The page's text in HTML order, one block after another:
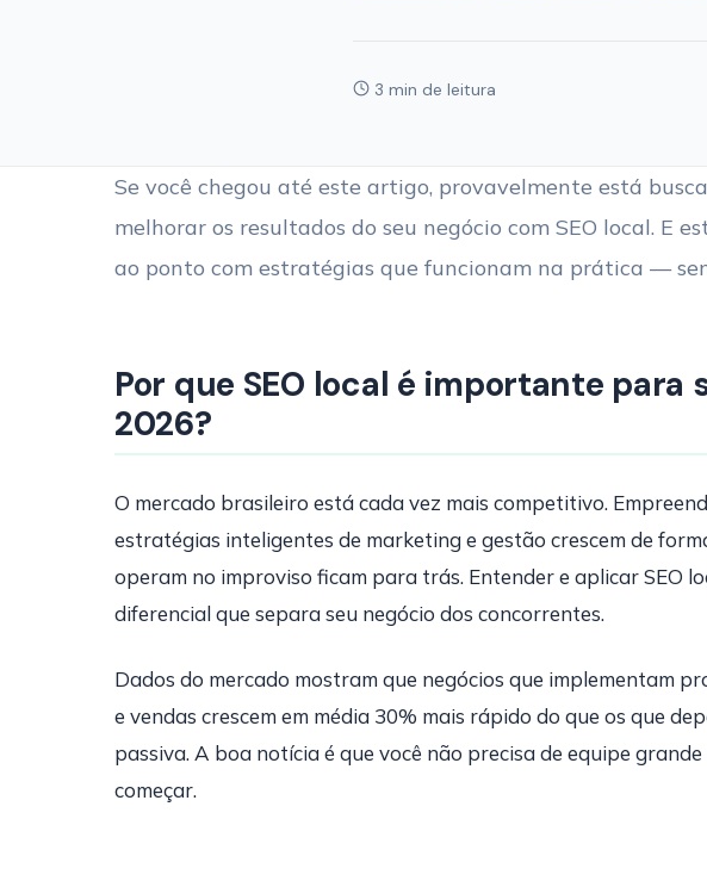
3 min de leitura
Se você chegou até este artigo, provavelmente está
melhorar os resultados do seu negócio com SEO local. E
ao ponto com estratégias que funcionam na prática —
Por que SEO local é importante para
2026?
O mercado brasileiro está cada vez mais competitivo.
estratégias inteligentes de marketing e gestão crescem de
operam no improviso ficam para trás. Entender e aplicar SEO
diferencial que separa seu negócio dos concorrentes.
Dados do mercado mostram que negócios que implementam
e vendas crescem em média 30% mais rápido do que os que
passiva. A boa notícia é que você não precisa de equipe
começar.